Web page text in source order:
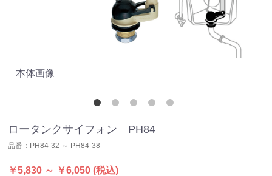
本体画像
ロータンクサイフォン PH84
品番： PH84-32 ～ PH84-38
￥5,830 ～ ￥6,050 (税込)